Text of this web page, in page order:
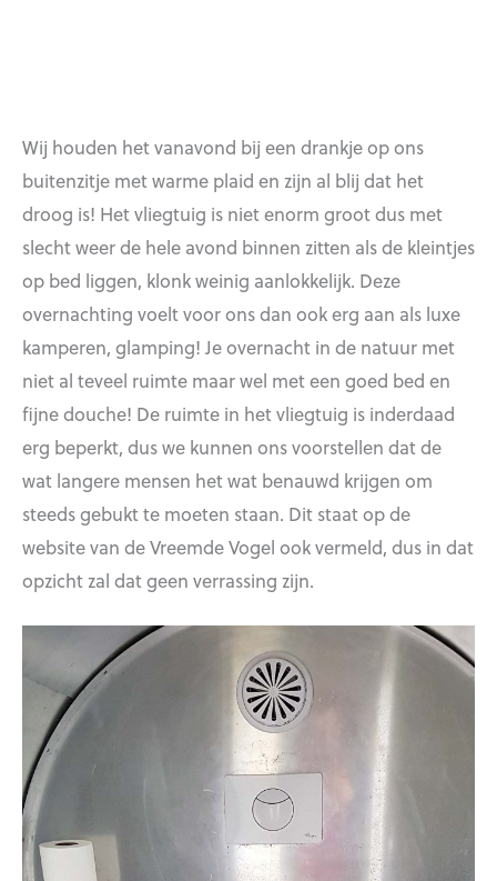
Wij houden het vanavond bij een drankje op ons
buitenzitje met warme plaid en zijn al blij dat het
droog is! Het vliegtuig is niet enorm groot dus met
slecht weer de hele avond binnen zitten als de kleintjes
op bed liggen, klonk weinig aanlokkelijk. Deze
overnachting voelt voor ons dan ook erg aan als luxe
kamperen, glamping! Je overnacht in de natuur met
niet al teveel ruimte maar wel met een goed bed en
fijne douche! De ruimte in het vliegtuig is inderdaad
erg beperkt, dus we kunnen ons voorstellen dat de
wat langere mensen het wat benauwd krijgen om
steeds gebukt te moeten staan. Dit staat op de
website van de Vreemde Vogel ook vermeld, dus in dat
opzicht zal dat geen verrassing zijn.